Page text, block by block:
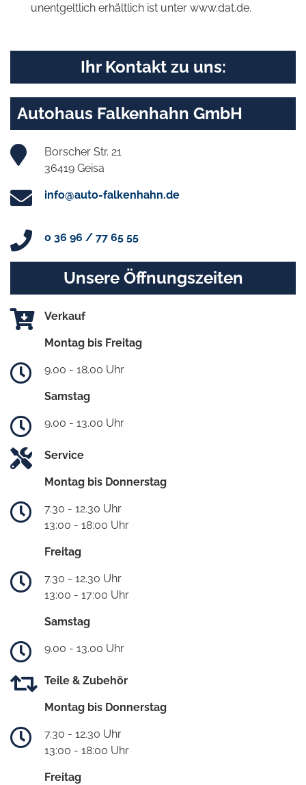
unentgeltlich erhältlich ist unter www.dat.de.
Ihr Kontakt zu uns:
Autohaus Falkenhahn GmbH
Borscher Str. 21
36419 Geisa
info@auto-falkenhahn.de
0 36 96 / 77 65 55
Unsere Öffnungszeiten
Verkauf
Montag bis Freitag
9.00 - 18.00 Uhr
Samstag
9.00 - 13.00 Uhr
Service
Montag bis Donnerstag
7.30 - 12.30 Uhr
13:00 - 18:00 Uhr
Freitag
7.30 - 12.30 Uhr
13:00 - 17:00 Uhr
Samstag
9.00 - 13.00 Uhr
Teile & Zubehör
Montag bis Donnerstag
7.30 - 12.30 Uhr
13:00 - 18:00 Uhr
Freitag